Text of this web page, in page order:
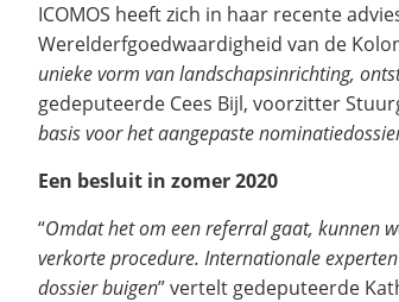
ICOMOS heeft zich in haar recente
Werelderfgoedwaardigheid van de
unieke vorm van landschapsinrichting,
gedeputeerde Cees Bijl, voorzitter
basis voor het aangepaste
Een besluit in zomer 2020
“Omdat het om een referral gaat, kunnen
verkorte procedure. Internationale
dossier buigen” vertelt gedeputeerde